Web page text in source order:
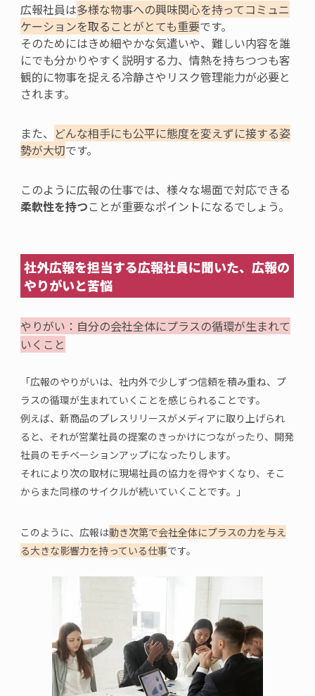
広報社員は多様な物事への興味関心を持ってコミュニ
ケーションを取ることがとても重要です。
そのためにはきめ細やかな気遣いや、難しい内容を誰
にでも分かりやすく説明する力、情熱を持ちつつも客
観的に物事を捉える冷静さやリスク管理能力が必要と
されます。
また、 どんな相手にも公平に態度を変えずに接する姿
勢が大切です。
このように広報の仕事では、様々な場面で対応できる
柔軟性を持つことが重要なポイントになるでしょう。
社外広報を担当する広報社員に聞いた、広報の
やりがいと苦悩
やりがい： 自分の会社全体にプラスの循環が生まれて
いくこと
「広報のやりがいは、社内外で少しずつ信頼を積み重ね、プ
ラスの循環が生まれていくことを感じられることです。
例えば、新商品のプレスリリースがメディアに取り上げられ
ると、それが営業社員の提案のきっかけにつながったり、開発
社員のモチベーションアップになったりします。
それにより次の取材に現場社員の協力を得やすくなり、そこ
からまた同様のサイクルが続いていくことです。」
このように、広報は動き次第で会社全体にプラスの力を与え
る大きな影響力を持っている仕事です。